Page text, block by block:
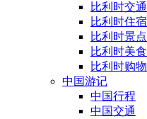
比利时交通
比利时住宿
比利时景点
比利时美食
比利时购物
中国游记
中国行程
中国交通